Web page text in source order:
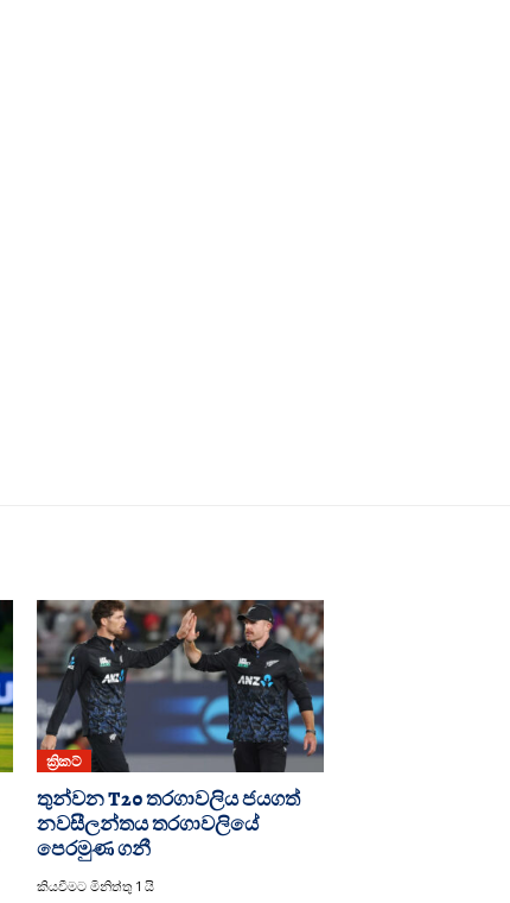
ක්‍රිකට්
තුන්වන T20 තරගාවලිය ජයගත්
නවසීලන්තය තරගාවලියේ
පෙරමුණ ගනී
කියවීමට මිනිත්තු 1 යි